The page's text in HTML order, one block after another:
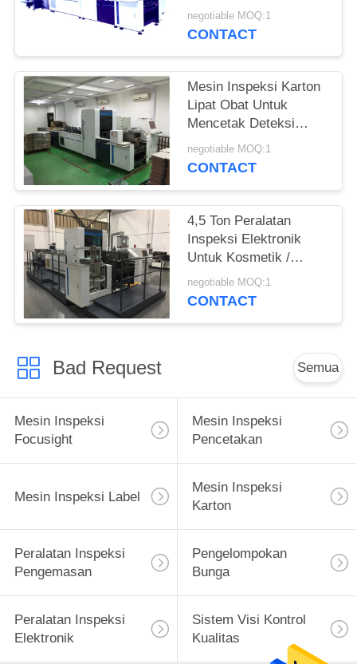
90mm Dan Max
480mm × 420mm
negotiable MOQ:1
CONTACT
Mesin Inspeksi Karton
Lipat Obat Untuk
Mencetak Deteksi
Cacat
negotiable MOQ:1
CONTACT
4,5 Ton Peralatan
Inspeksi Elektronik
Untuk Kosmetik /
Karton Wewangian
Lipat
negotiable MOQ:1
CONTACT
Bad Request Semua
Mesin Inspeksi
Focusight
Mesin Inspeksi
Pencetakan
Mesin Inspeksi Label
Mesin Inspeksi
Karton
Peralatan Inspeksi
Pengemasan
Pengelompokan
Bunga
Peralatan Inspeksi
Elektronik
Sistem Visi Kontrol
Kualitas